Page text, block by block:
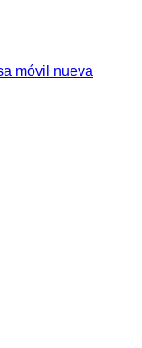
móvil nueva